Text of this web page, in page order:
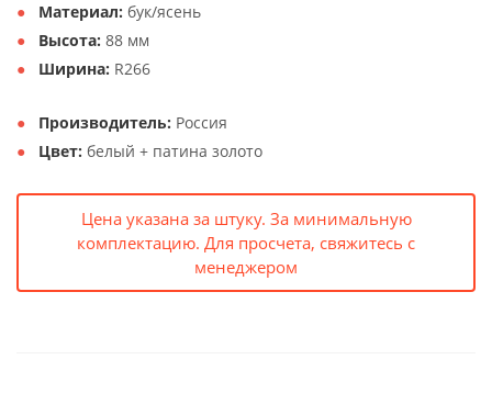
Материал: бук/ясень
Высота: 88 мм
Ширина: R266
Производитель: Россия
Цвет: белый + патина золото
Цена указана за штуку. За минимальную
комплектацию. Для просчета, свяжитесь с
менеджером